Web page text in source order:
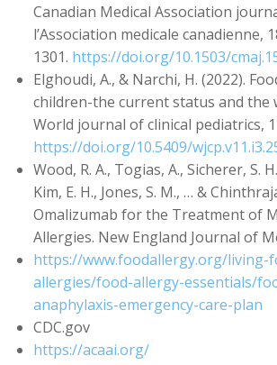
Canadian Medical Association
l’Association medicale canadienne,
1301. https://doi.org/10.1503/
Elghoudi, A., & Narchi, H. (2022).
children-the current status and the
World journal of clinical pediatrics,
https://doi.org/10.5409/
Wood, R. A., Togias, A., Sicherer, S.
Kim, E. H., Jones, S. M., … &
Omalizumab for the Treatment of
Allergies. New England Journal of
https://www.foodallergy.org/living-
allergies/food-allergy-essentials/
anaphylaxis-emergency-care-plan
CDC.gov
https://acaai.org/